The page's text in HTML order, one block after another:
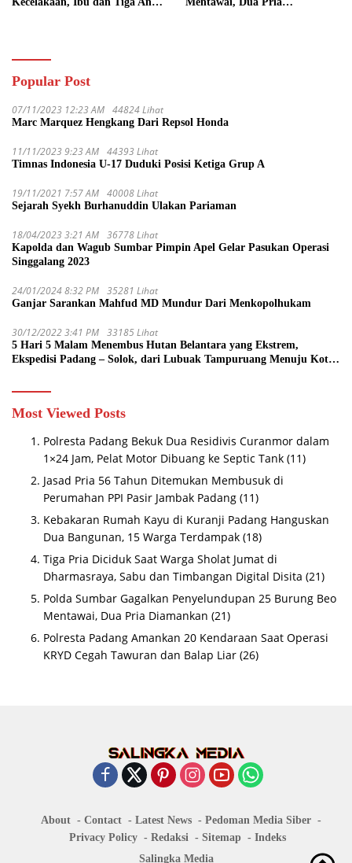
Popular Post
07/11/2023 12:23 AM 44824 Lihat
Marc Marquez Hengkang Dari Repsol Honda
11/11/2023 9:23 AM 44393 Lihat
Timnas Indonesia U-17 Duduki Posisi Ketiga Grup A
19/11/2021 7:57 AM 40008 Lihat
Sejarah Syekh Burhanuddin Ulakan Pariaman
18/04/2023 3:21 AM 36778 Lihat
Kapolda dan Wagub Sumbar Pimpin Apel Gelar Pasukan Operasi
Singgalang 2023
24/01/2024 8:32 PM 35281 Lihat
Ganjar Sarankan Mahfud MD Mundur Dari Menkopolhukam
30/12/2022 3:41 PM 33185 Lihat
5 Hari 5 Malam Menembus Hutan Belantara yang Ekstrem,
Ekspedisi Padang – Solok, dari Lubuak Tampuruang Menuju Koto
Most Viewed Posts
Polresta Padang Bekuk Dua Residivis Curanmor dalam
1×24 Jam, Pelat Motor Dibuang ke Septic Tank (11)
Jasad Pria 56 Tahun Ditemukan Membusuk di
Perumahan PPI Pasir Jambak Padang (11)
Kebakaran Rumah Kayu di Kuranji Padang Hanguskan
Dua Bangunan, 15 Warga Terdampak (18)
Tiga Pria Diciduk Saat Warga Sholat Jumat di
Dharmasraya, Sabu dan Timbangan Digital Disita (21)
Polda Sumbar Gagalkan Penyelundupan 25 Burung Beo
Mentawai, Dua Pria Diamankan (21)
Polresta Padang Amankan 20 Kendaraan Saat Operasi
KRYD Cegah Tawuran dan Balap Liar (26)
About Contact Latest News
Pedoman Media Siber
Privacy Policy
Redaksi Sitemap
Indeks
Salingka Media